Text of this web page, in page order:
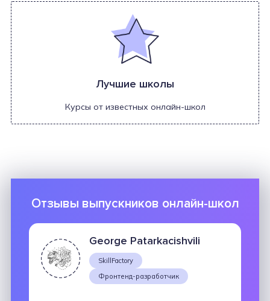
Лучшие школы
Курсы от известных онлайн-школ
Отзывы выпускников онлайн-школ
George Patarkacishvili
SkillFactory
Фронтенд-разработчик